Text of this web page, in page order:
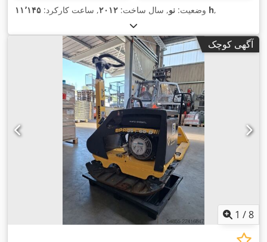
وضعیت: نو, سال ساخت: ۲۰۱۲, ساعت کارکرد: ۱۱٬۱۴۵ h,
آگهی کوچک
1 /8